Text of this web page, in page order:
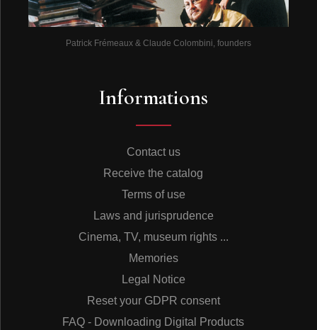
Patrick Frémeaux & Claude Colombini, founders
Informations
Contact us
Receive the catalog
Terms of use
Laws and jurisprudence
Cinema, TV, museum rights ...
Memories
Legal Notice
Reset your GDPR consent
FAQ - Downloading Digital Products